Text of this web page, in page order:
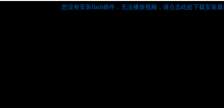
您没有安装flash插件，无法播放视频， 请点击此处下载安装